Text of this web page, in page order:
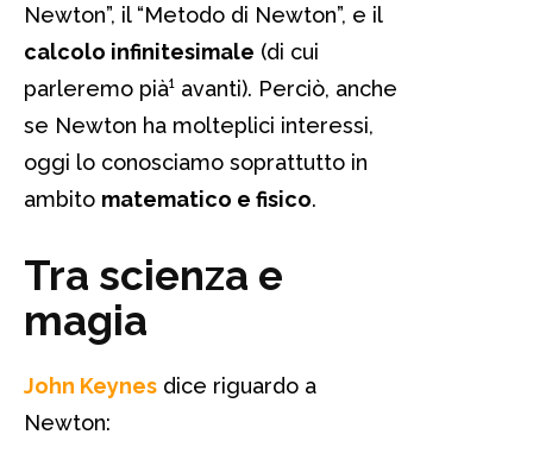
Newton”, il “Metodo di Newton”, e il
calcolo infinitesimale (di cui
parleremo pià¹ avanti). Perciò, anche
se Newton ha molteplici interessi,
oggi lo conosciamo soprattutto in
ambito matematico e fisico.
Tra scienza e
magia
John Keynes dice riguardo a
Newton: